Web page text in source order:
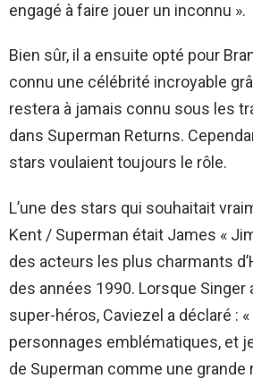
engagé à faire jouer un inconnu ».
Bien sûr, il a ensuite opté pour
connu une célébrité incroyable
restera à jamais connu sous les
dans Superman Returns.
stars voulaient toujours le rôle.
L’une des stars qui souhaitait
Kent / Superman était James «
des acteurs les plus charmants
des années 1990. Lorsque Singer
super-héros, Caviezel a déclaré :
personnages emblématiques, et
de Superman comme une grande